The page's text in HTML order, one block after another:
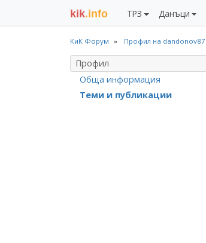
kik.info ТРЗ Данъци
КиК Форум Профил на dandonov87
Профил
Обща информация
Теми и публикации